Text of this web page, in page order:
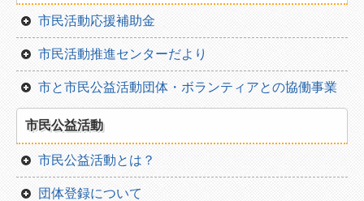
お知らせ
イベント情報
助成金情報
種別一覧
団体一覧から
市民活動応援補助金
市民活動推進センターだより
市と市民公益活動団体・ボランティアとの協働事業
市民公益活動
市民公益活動とは？
団体登録について